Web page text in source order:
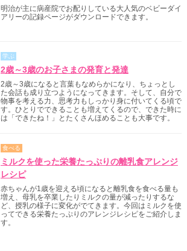
明治が主に病産院でお配りしている大人気のベビーダイ
アリーの記録ページがダウンロードできます。
学ぶ
2歳～3歳のお子さまの発育と発達
2歳～3歳になると言葉もなめらかになり、ちょっとし
た会話も成り立つようになってきます。そして、自分で
物事を考える力、思考力もしっかり身に付いてくる頃で
す。ひとりでできることも増えてくるので、できた時に
は「できたね！」とたくさんほめることも大事です。
食べる
ミルクを使った栄養たっぷりの離乳食アレンジ
レシピ
赤ちゃんが1歳を迎える頃になると離乳食を食べる量も
増え、母乳を卒業したりミルクの量が減ったりするな
ど、授乳の様子に変化がでてきます。今回はミルクを使
ってできる栄養たっぷりのアレンジレシピをご紹介しま
す。